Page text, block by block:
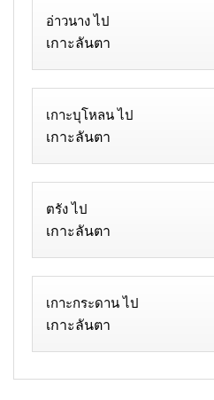
อ่าวนาง ไป
เกาะลันตา
เกาะบุโหลน ไป
เกาะลันตา
ตรัง ไป
เกาะลันตา
เกาะกระดาน ไป
เกาะลันตา